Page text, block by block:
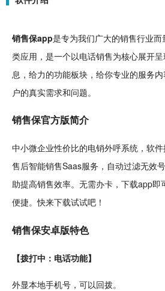
销售保app是专为我们广大的销售行业而
类应用，是一个以电话销售为核心展开
息，给力的功能板块，给你专业的服务
户的真实需求和问题。
销售保官方版简介
中小微企业性价比的电销外呼系统， 软件
售后智能销售Saas服务，自动过滤无效
助提高销售效率。无需办卡，下载app即
便捷。快来下载试试吧！
销售保安卓版特色
【拨打中：电话功能】
外显本地手机号，可以回拨。